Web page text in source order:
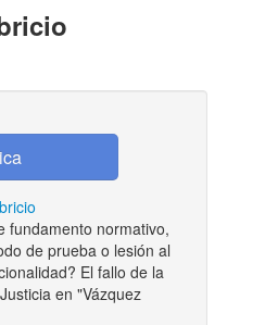
fundamento normativo,
de prueba o lesión al
El fallo de la
en "Vázquez